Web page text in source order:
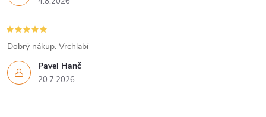
p
r
v
k
Pavel Hanč
20.7.2026
Dobrý nákup. Vrchlabí